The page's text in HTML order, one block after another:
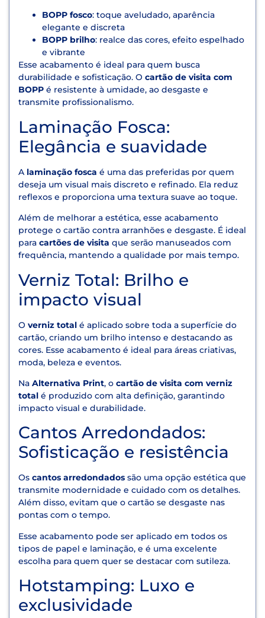
BOPP fosco: toque aveludado, aparência
elegante e discreta
BOPP brilho: realce das cores, efeito espelhado
e vibrante
Esse acabamento é ideal para quem busca
durabilidade e sofisticação. O cartão de visita com
BOPP é resistente à umidade, ao desgaste e
transmite profissionalismo.
Laminação Fosca:
Elegância e suavidade
A laminação fosca é uma das preferidas por quem
deseja um visual mais discreto e refinado. Ela reduz
reflexos e proporciona uma textura suave ao toque.
Além de melhorar a estética, esse acabamento
protege o cartão contra arranhões e desgaste. É ideal
para cartões de visita que serão manuseados com
frequência, mantendo a qualidade por mais tempo.
Verniz Total: Brilho e
impacto visual
O verniz total é aplicado sobre toda a superfície do
cartão, criando um brilho intenso e destacando as
cores. Esse acabamento é ideal para áreas criativas,
moda, beleza e eventos.
Na Alternativa Print, o cartão de visita com verniz
total é produzido com alta definição, garantindo
impacto visual e durabilidade.
Cantos Arredondados:
Sofisticação e resistência
Os cantos arredondados são uma opção estética que
transmite modernidade e cuidado com os detalhes.
Além disso, evitam que o cartão se desgaste nas
pontas com o tempo.
Esse acabamento pode ser aplicado em todos os
tipos de papel e laminação, e é uma excelente
escolha para quem quer se destacar com sutileza.
Hotstamping: Luxo e
exclusividade